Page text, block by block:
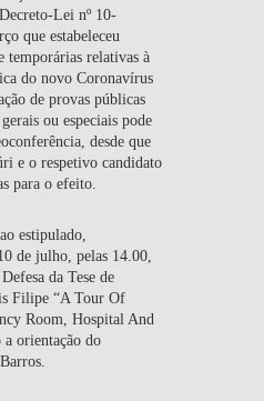
Lei nº 10-
que estabeleceu
temporárias relativas à
do novo Coronavírus
de provas públicas
ou especiais pode
desde que
e o respetivo candidato
para o efeito.
estipulado,
de julho, pelas 14.00,
da Tese de
Filipe “A Tour Of
Room, Hospital And
a orientação do